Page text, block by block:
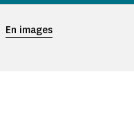
En images